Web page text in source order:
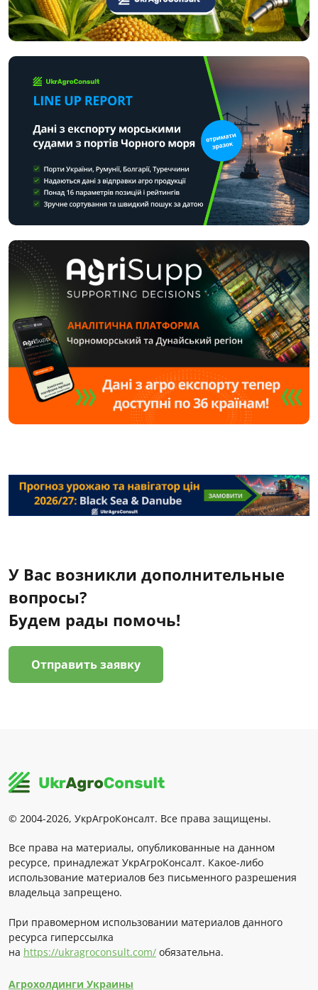
У Вас возникли дополнительные
вопросы?
Будем рады помочь!
Отправить заявку
© 2004-2026, УкрАгроКонсалт. Все права защищены.
Все права на материалы, опубликованные на данном
ресурсе, принадлежат УкрАгроКонсалт. Какое-либо
использование материалов без письменного разрешения
владельца запрещено.
При правомерном использовании материалов данного
ресурса гиперссылка
на https://ukragroconsult.com/ обязательна.
Агрохолдинги Украины